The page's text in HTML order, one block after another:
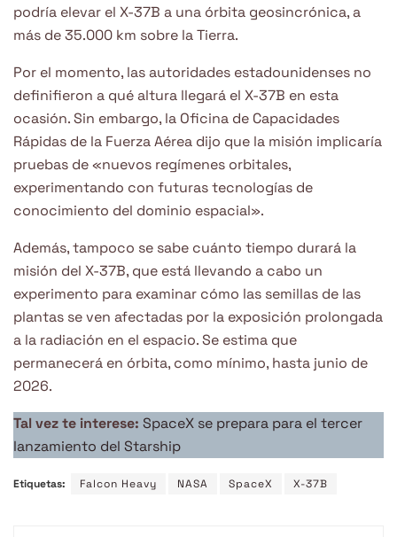
podría elevar el X-37B a una órbita geosincrónica, a
más de 35.000 km sobre la Tierra.
Por el momento, las autoridades estadounidenses no
definifieron a qué altura llegará el X-37B en esta
ocasión. Sin embargo, la Oficina de Capacidades
Rápidas de la Fuerza Aérea dijo que la misión implicaría
pruebas de «nuevos regímenes orbitales,
experimentando con futuras tecnologías de
conocimiento del dominio espacial».
Además, tampoco se sabe cuánto tiempo durará la
misión del X-37B, que está llevando a cabo un
experimento para examinar cómo las semillas de las
plantas se ven afectadas por la exposición prolongada
a la radiación en el espacio. Se estima que
permanecerá en órbita, como mínimo, hasta junio de
2026.
Tal vez te interese: SpaceX se prepara para el tercer
lanzamiento del Starship
Etiquetas: Falcon Heavy NASA SpaceX X-37B